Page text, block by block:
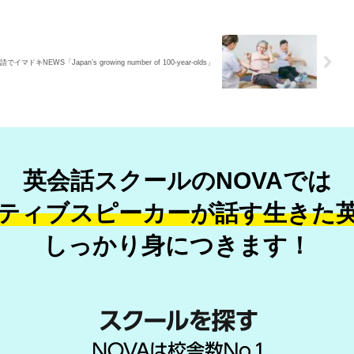
でイマドキNEWS「Japan’s growing number of 100-year-olds」
英会話スクールのNOVAでは
ィブスピーカーが話す生きた
しっかり身につきます！